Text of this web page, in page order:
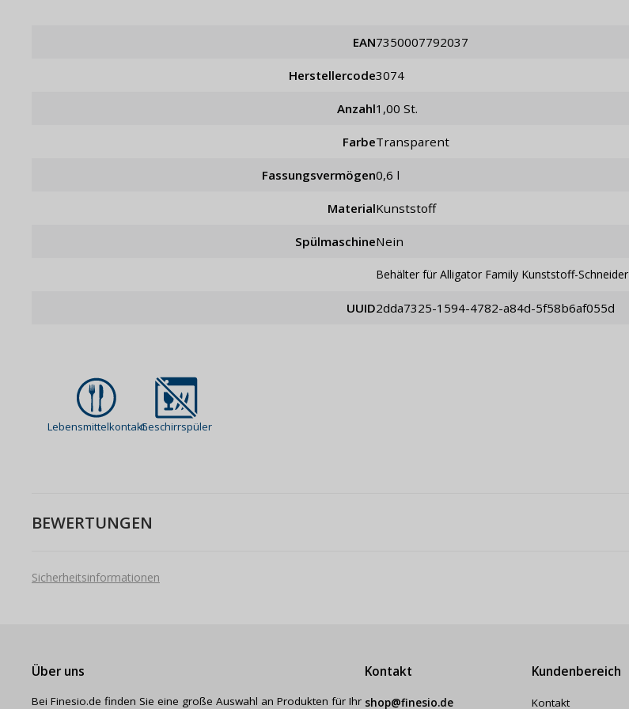
EAN 7350007792037
Herstellercode 3074
Anzahl 1,00 St.
Farbe Transparent
Fassungsvermögen 0,6 l
Material Kunststoff
Spülmaschine Nein
Behälter für Alligator Family Kunststoff-Schneider
UUID 2dda7325-1594-4782-a84d-5f58b6af055d
LebensmittelkontaktGeschirrspüler
BEWERTUNGEN
Sicherheitsinformationen
Über uns
Bei Finesio.de finden Sie eine große Auswahl an Produkten für Ihr
Kontakt
shop@finesio.de
Kundenbereich
Kontakt